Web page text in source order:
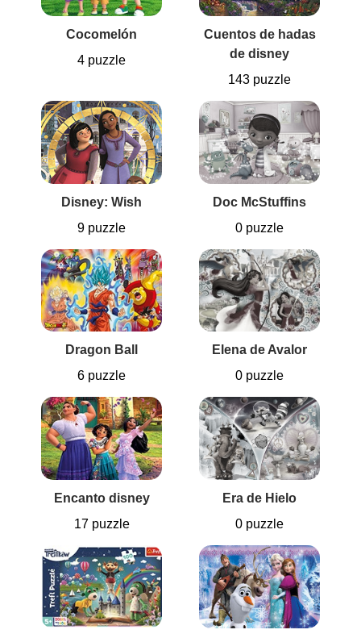
Cocomelón
4 puzzle
Cuentos de hadas
de disney
143 puzzle
Disney: Wish
9 puzzle
Doc McStuffins
0 puzzle
Dragon Ball
6 puzzle
Elena de Avalor
0 puzzle
Encanto disney
17 puzzle
Era de Hielo
0 puzzle